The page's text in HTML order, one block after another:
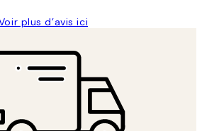
plus d’avis ici